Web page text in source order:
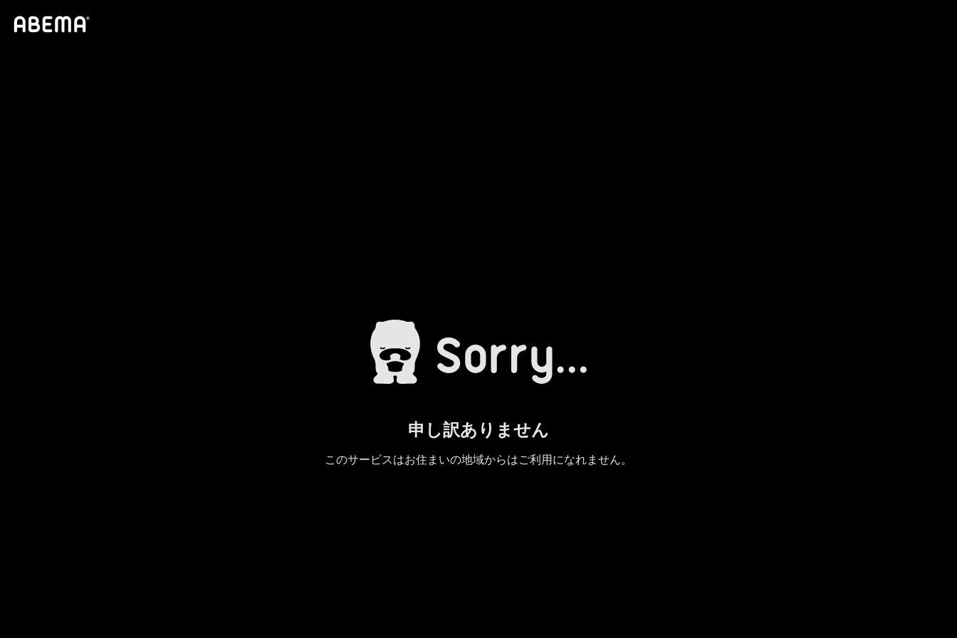
申し訳ありません
このサービスはお住まいの地域からはご利用になれません。